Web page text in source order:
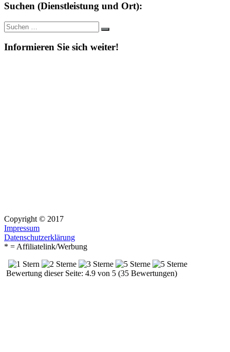
Suchen (Dienstleistung und Ort):
Suche
nach:
Suchen
Informieren Sie sich weiter!
Copyright © 2017
Impressum
Datenschutzerklärung
* = Affiliatelink/Werbung
Bewertung dieser Seite: 4.9 von 5 (35 Bewertungen)